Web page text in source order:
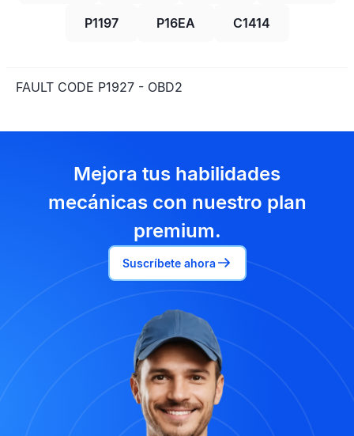
P1197 P16EA C1414
FAULT CODE P1927 - OBD2
Mejora tus habilidades
mecánicas con nuestro plan
premium.
Suscríbete ahora